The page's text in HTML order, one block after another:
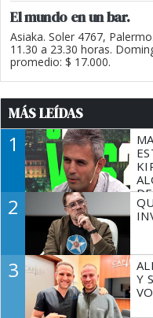
El mundo en un bar.
Asiaka. Soler 4767,
11.30 a 23.30 horas.
promedio: $ 17.000.
MÁS LEÍDAS
1
2
3
Y